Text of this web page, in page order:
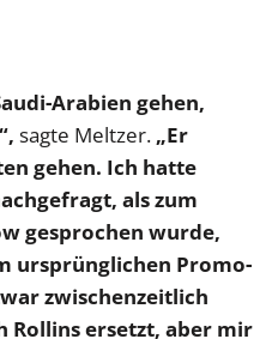
Arabien gehen,
sagte Meltzer. „Er
gehen. Ich hatte
als zum
gesprochen wurde,
ursprünglichen Promo-
zwischenzeitlich
Rollins ersetzt, aber mir